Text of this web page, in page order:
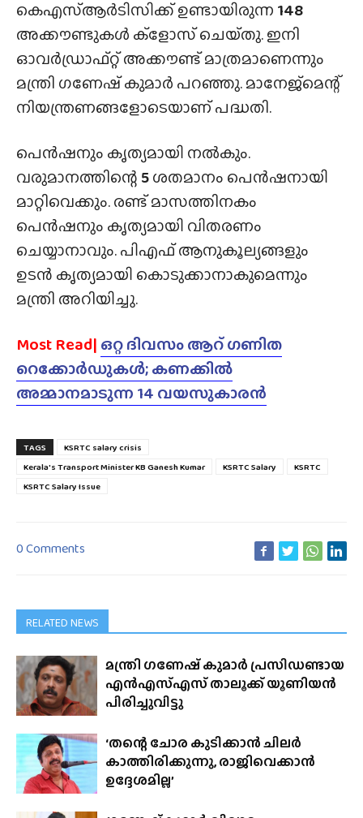
കെഎസ്ആർടിസിക്ക് ഉണ്ടായിരുന്ന 148
അക്കൗണ്ടുകൾ ക്ളോസ് ചെയ്‌തു. ഇനി
ഓവർഡ്രാഫ്റ്റ് അക്കൗണ്ട് മാത്രമാണെന്നും
മന്ത്രി ഗണേഷ് കുമാർ പറഞ്ഞു. മാനേജ്‌മെന്റ്‌
നിയന്ത്രണങ്ങളോടെയാണ് പദ്ധതി.
പെൻഷനും കൃത്യമായി നൽകും.
വരുമാനത്തിന്റെ 5ശതമാനം പെൻഷനായി
മാറ്റിവെക്കും. രണ്ട് മാസത്തിനകം
പെൻഷനും കൃത്യമായി വിതരണം
ചെയ്യാനാവും. പിഎഫ് ആനുകൂല്യങ്ങളും
ഉടൻ കൃത്യമായി കൊടുക്കാനാകുമെന്നും
മന്ത്രി അറിയിച്ചു.
Most Read| ഒറ്റ ദിവസം ആറ് ഗണിത
റെക്കോർഡുകൾ; കണക്കിൽ
അമ്മാനമാടുന്ന 14 വയസുകാരൻ
TAGS
KSRTC salary crisis
Kerala's Transport Minister KB Ganesh Kumar
KSRTC Salary
KSRTC
KSRTC Salary Issue
0 Comments
RELATED NEWS
മന്ത്രി ഗണേഷ് കുമാർ പ്രസിഡണ്ടായ
എൻഎസ്എസ് താലൂക്ക് യൂണിയൻ
പിരിച്ചുവിട്ടു
‘തന്റെ ചോര കുടിക്കാൻ ചിലർ
കാത്തിരിക്കുന്നു, രാജിവെക്കാൻ
ഉദ്ദേശമില്ല’